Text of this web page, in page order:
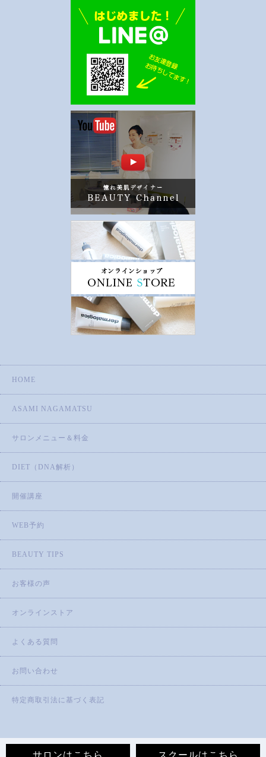
スクールはこちら
サロンはこちら
HOME
ASAMI NAGAMATSU
サロンメニュー＆料金
DIET（DNA解析）
開催講座
WEB予約
BEAUTY TIPS
お客様の声
オンラインストア
よくある質問
お問い合わせ
特定商取引法に基づく表記